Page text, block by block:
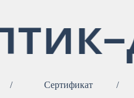
/ Сертификат /